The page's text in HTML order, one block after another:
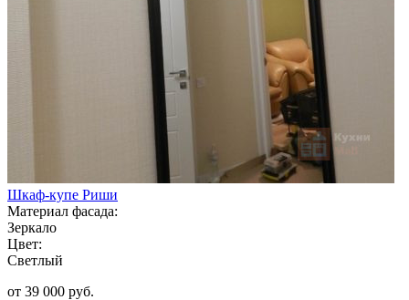
Шкаф-купе Риши
Материал фасада:
Зеркало
Цвет:
Светлый
от 39 000 руб.